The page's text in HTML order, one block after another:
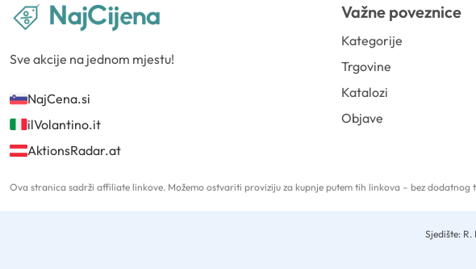
Sve akcije na jednom mjestu!
NajCena.si
ilVolantino.it
AktionsRadar.at
Važne poveznice
Kategorije
Trgovine
Katalozi
Objave
Ova stranica sadrži affiliate linkove. Možemo ostvariti proviziju za kupnje putem tih linkova – bez
Sjedište: